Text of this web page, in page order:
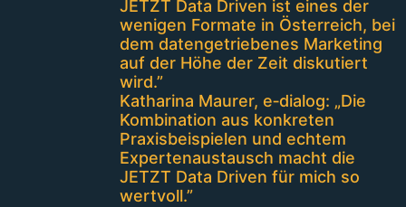
JETZT Data Driven ist eines der
wenigen Formate in Österreich, bei
dem datengetriebenes Marketing
auf der Höhe der Zeit diskutiert
wird.”
Katharina Maurer, e‑dialog: „Die
Kombination aus konkreten
Praxisbeispielen und echtem
Expertenaustausch macht die
JETZT Data Driven für mich so
wertvoll.”